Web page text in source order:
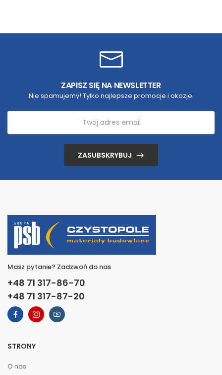
ZAPISZ SIĘ NA NEWSLETTER
Nie spamujemy! Tylko najlepsze promocje i okazje.
ZASUBSKRYBUJ
Masz pytanie? Zadzwoń do nas
+48 71 317-86-70
+48 71 317-87-20
STRONY
O nas